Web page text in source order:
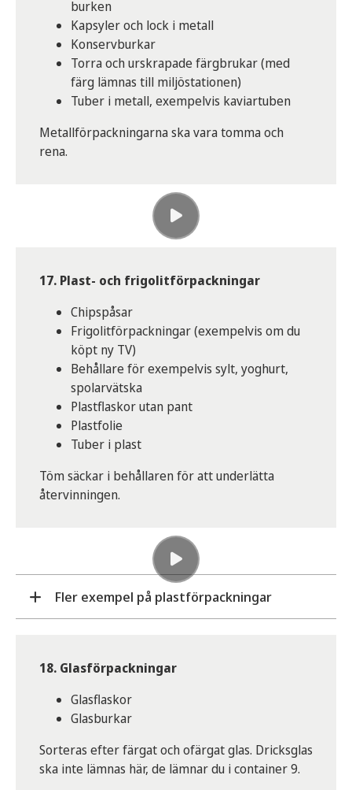
burken
Kapsyler och lock i metall
Konservburkar
Torra och urskrapade färgbrukar (med
färg lämnas till miljöstationen)
Tuber i metall, exempelvis kaviartuben
Metallförpackningarna ska vara tomma och
rena.
17. Plast- och frigolitförpackningar
Chipspåsar
Frigolitförpackningar (exempelvis om du
köpt ny TV)
Behållare för exempelvis sylt, yoghurt,
spolarvätska
Plastflaskor utan pant
Plastfolie
Tuber i plast
Töm säckar i behållaren för att underlätta
återvinningen.
Fler exempel på plastförpackningar
Chipspåsar
Embalageplast från exempelvis
isoleringsbuntar och pelletssäckar.
Frigolitförpackningar (från exempelvis om
Frigolittråg för exempelvis kött och fisk
Innerpåsar till exempel müslipaket
18. Glasförpackningar
Glasflaskor
Glasburkar
Sorteras efter färgat och ofärgat glas. Dricksglas
ska inte lämnas här, de lämnar du i container 9.